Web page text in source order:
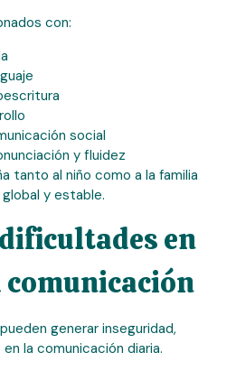
con:
social
y fluidez
tanto al niño como a la familia
y estable.
en
comunicación
generar inseguridad,
la comunicación diaria.